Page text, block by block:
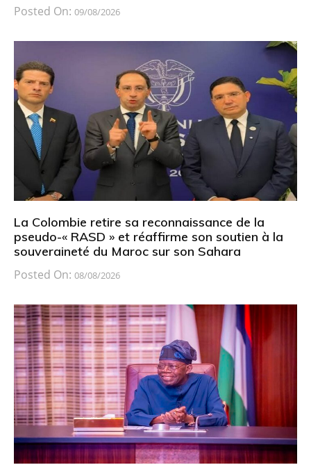
Posted On: 09/08/2026
La Colombie retire sa reconnaissance de la
pseudo-« RASD » et réaffirme son soutien à la
souveraineté du Maroc sur son Sahara
Posted On: 08/08/2026